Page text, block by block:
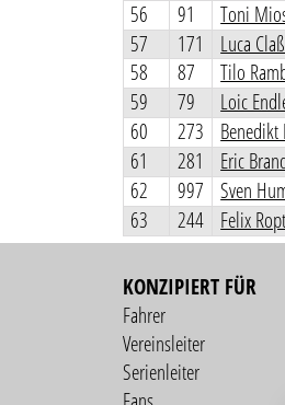
56
91 Toni
57
171 Luca
58
87 Tilo
59
79 Loic
60
273 Benedikt
61
281 Eric
62
997 Sven
63
244 Felix
KONZIPIERT FÜR
Fahrer
Vereinsleiter
Serienleiter